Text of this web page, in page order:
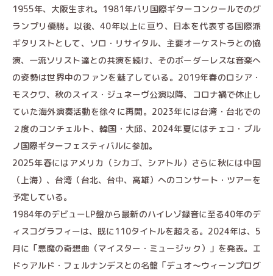
1955年、大阪生まれ。1981年パリ国際ギターコンクールでのグ
ランプリ優勝。以後、40年以上に亘り、日本を代表する国際派
ギタリストとして、ソロ・リサイタル、主要オーケストラとの協
演、一流ソリスト達との共演を続け、そのボーダーレスな音楽へ
の姿勢は世界中のファンを魅了している。2019年春のロシア・
モスクワ、秋のスイス・ジュネーヴ公演以降、コロナ禍で休止し
ていた海外演奏活動を徐々に再開。2023年には台湾・台北での
２度のコンチェルト、韓国・大邱、2024年夏にはチェコ・ブル
ノ国際ギターフェスティバルに参加。
2025年春にはアメリカ（シカゴ、シアトル）さらに秋には中国
（上海）、台湾（台北、台中、高雄）へのコンサート・ツアーを
予定している。
1984年のデビューLP盤から最新のハイレゾ録音に至る40年のデ
ィスコグラフィーは、既に110タイトルを超える。2024年は、5
月に「悪魔の奇想曲（マイスター・ミュージック）」を発表。エ
ドゥアルド・フェルナンデスとの名盤「デュオ～ウィーンプログ